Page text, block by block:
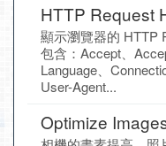
HTTP Request
顯示瀏覽器的 HTTP
包含：Accept、
Language、
User-Agent...
Optimize